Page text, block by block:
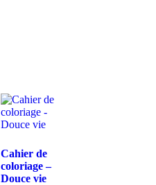
Cahier de
coloriage –
Douce vie